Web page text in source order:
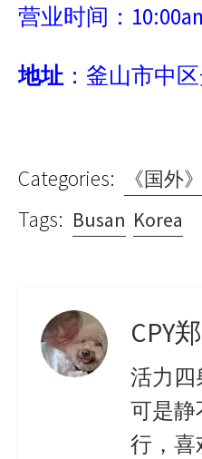
营业时间：
地址：釜山市中
Categories: 《国外
Tags: Busan Korea
CPY
活力四
可是静
行，喜